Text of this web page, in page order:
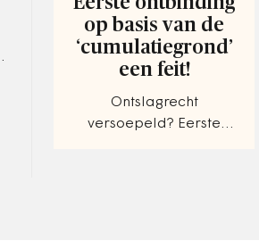
op basis van de
‘cumulatiegrond’
een feit!
Ontslagrecht
versoepeld? Eerste